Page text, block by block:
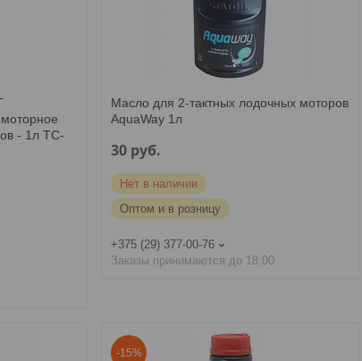
моторное
- 1л TC-
Масло для 2-тактных лодочных моторов
AquaWay 1л
30 руб.
Нет в наличии
Оптом и в розницу
+375 (29) 377-00-76
Заказы принимаются до 18:00
-15%